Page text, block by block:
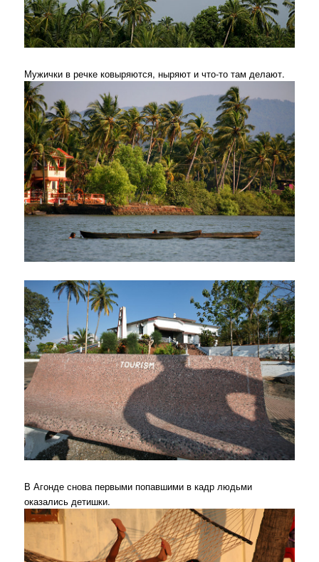
Мужички в речке ковыряются, ныряют и что-то там делают.
В Агонде снова первыми попавшими в кадр людьми
оказались детишки.